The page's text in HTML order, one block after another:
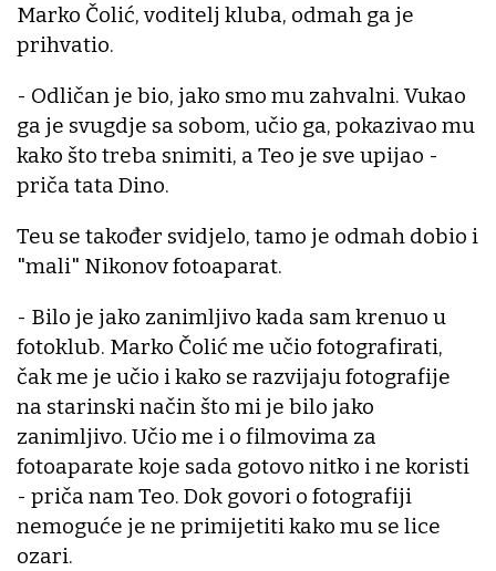
Marko Čolić, voditelj kluba, odmah ga je
prihvatio.
- Odličan je bio, jako smo mu zahvalni. Vukao
ga je svugdje sa sobom, učio ga, pokazivao mu
kako što treba snimiti, a Teo je sve upijao -
priča tata Dino.
Teu se također svidjelo, tamo je odmah dobio i
"mali" Nikonov fotoaparat.
- Bilo je jako zanimljivo kada sam krenuo u
fotoklub. Marko Čolić me učio fotografirati,
čak me je učio i kako se razvijaju fotografije
na starinski način što mi je bilo jako
zanimljivo. Učio me i o filmovima za
fotoaparate koje sada gotovo nitko i ne koristi
- priča nam Teo. Dok govori o fotografiji
nemoguće je ne primijetiti kako mu se lice
ozari.